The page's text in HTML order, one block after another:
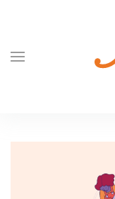
Skip to main